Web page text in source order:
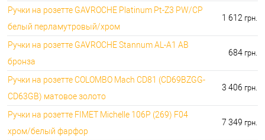
Ручки на розетте GAVROCHE Platinum Pt-Z3 PW/CP
белый перламутровый/хром
1 612 грн.
Ручки на розетте GAVROCHE Stannum AL-A1 AB
бронза
684 грн.
Ручки на розетте COLOMBO Mach CD81 (CD69BZGG-
CD63GB) матовое золото
3 406 грн.
Ручки на розетте FIMET Michelle 106P (269) F04
хром/белый фарфор
7 349 грн.